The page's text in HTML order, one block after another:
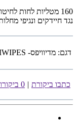
160 מטליות לחות לחיטוי ציוד עזר רפואי.
נגד חיידקים ונגיפי
דגם: מדיוויפס- MEDIWIPES- מטליות לחות לחיטוי
כתבו ביקורת | 0 ביקורות